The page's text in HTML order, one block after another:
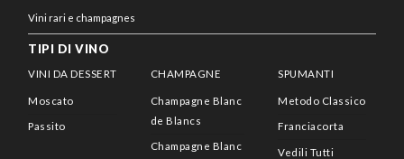
Vini rari e champagnes
TIPI DI VINO
VINI DA DESSERT
Moscato
Passito
CHAMPAGNE
Champagne Blanc
de Blancs
Champagne Blanc
SPUMANTI
Metodo Classico
Franciacorta
Vedili Tutti